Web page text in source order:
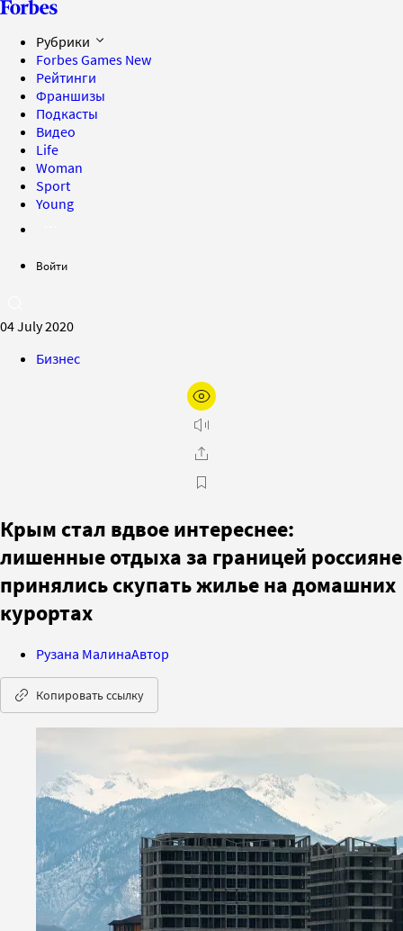
Рубрики
Forbes Games New
Рейтинги
Франшизы
Подкасты
Видео
Life
Woman
Sport
Young
Войти
04 July 2020
Бизнес
Крым стал вдвое интереснее:
лишенные отдыха за границей россияне
принялись скупать жилье на домашних
курортах
Рузана МалинаАвтор
Копировать ссылку